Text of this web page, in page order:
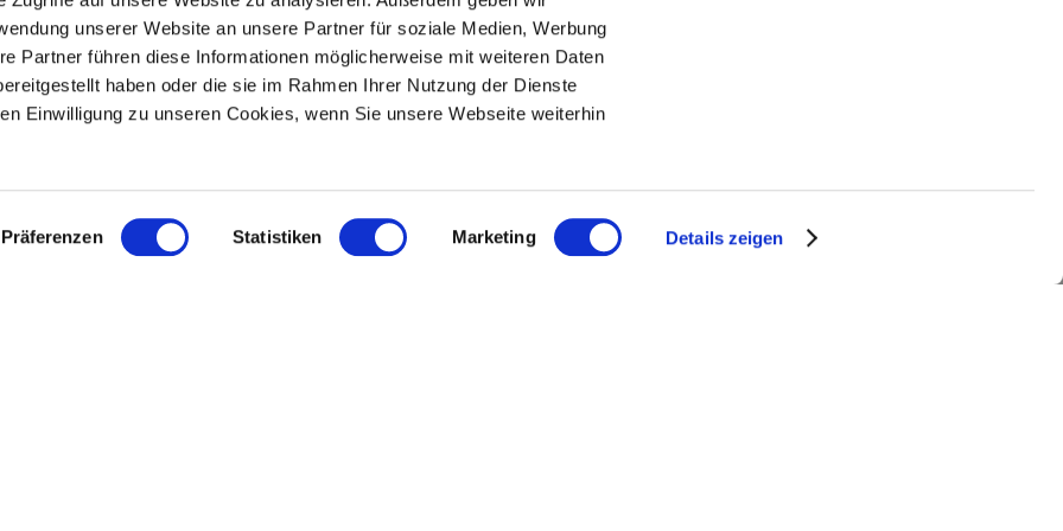
unserer Website an unsere Partner für soziale Medien, Werbung
Partner führen diese Informationen möglicherweise mit weiteren Daten
haben oder die sie im Rahmen Ihrer Nutzung der Dienste
Einwilligung zu unseren Cookies, wenn Sie unsere Webseite weiterhin
Präferenzen Statistiken Marketing Details zeigen